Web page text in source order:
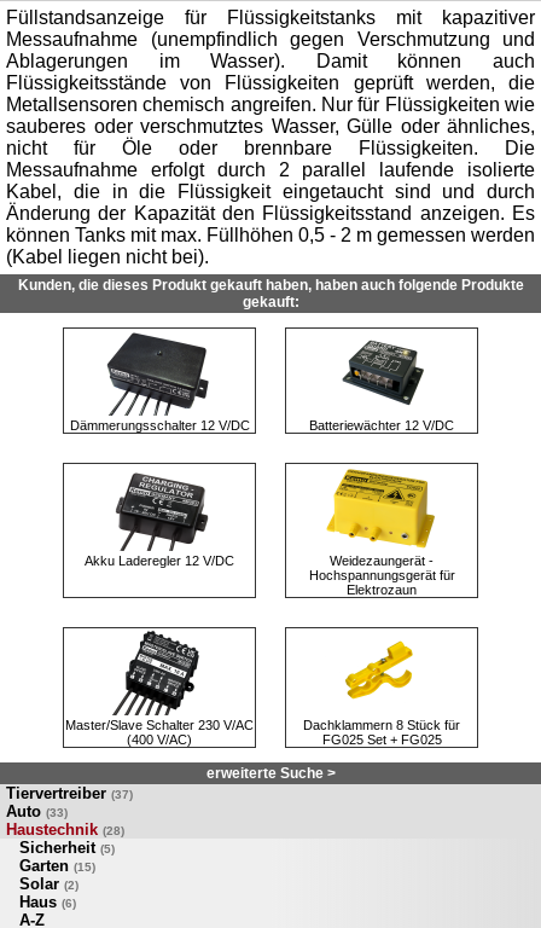
Füllstandsanzeige für Flüssigkeitstanks mit kapazitiver
Messaufnahme (unempfindlich gegen Verschmutzung und
Ablagerungen im Wasser). Damit können auch
Flüssigkeitsstände von Flüssigkeiten geprüft werden, die
Metallsensoren chemisch angreifen. Nur für Flüssigkeiten wie
sauberes oder verschmutztes Wasser, Gülle oder ähnliches,
nicht für Öle oder brennbare Flüssigkeiten. Die
Messaufnahme erfolgt durch 2 parallel laufende isolierte
Kabel, die in die Flüssigkeit eingetaucht sind und durch
Änderung der Kapazität den Flüssigkeitsstand anzeigen. Es
können Tanks mit max. Füllhöhen 0,5 - 2 m gemessen werden
(Kabel liegen nicht bei).
Kunden, die dieses Produkt gekauft haben, haben auch folgende Produkte
gekauft:
Dämmerungsschalter 12 V/DC Batteriewächter 12 V/DC
Akku Laderegler 12 V/DC
Weidezaungerät -
Hochspannungsgerät für
Elektrozaun
Master/Slave Schalter 230 V/AC
(400 V/AC)
Dachklammern 8 Stück für
FG025 Set + FG025
erweiterte Suche >
Tiervertreiber (37)
Auto (33)
Haustechnik (28)
Sicherheit (5)
Garten (15)
Solar (2)
Haus (6)
A-Z